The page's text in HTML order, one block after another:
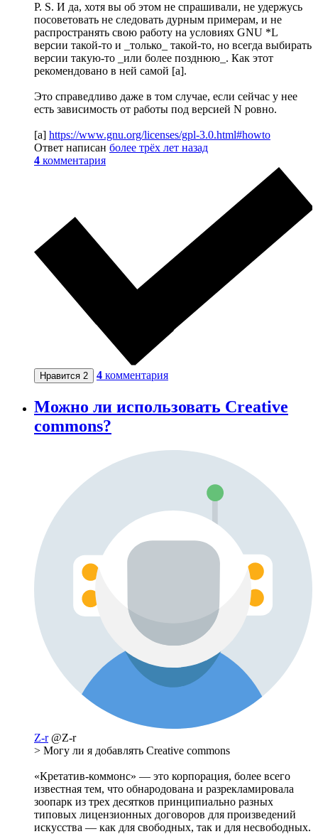
P. S. И да, хотя вы об этом не спрашивали, не удержусь
посоветовать не следовать дурным примерам, и не
распространять свою работу на условиях GNU *L
версии такой-то и _только_ такой-то, но всегда выбирать
версии такую-то _или более позднюю_. Как этот
рекомендовано в ней самой [a].
Это справедливо даже в том случае, если сейчас у нее
есть зависимость от работы под версией N ровно.
[a] https://www.gnu.org/licenses/gpl-3.0.html#howto
Ответ написан более трёх лет назад
4 комментария
Нравится 2 4 комментария
Можно ли использовать Creative
commons?
Z-r @Z-r
> Могу ли я добавлять Creative commons
«Кретатив-коммонс» — это корпорация, более всего
известная тем, что обнародована и разрекламировала
зоопарк из трех десятков принципиально разных
типовых лицензионных договоров для произведений
искусства — как для свободных, так и для несвободных.